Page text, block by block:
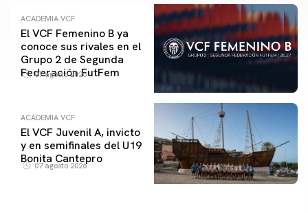
ACADEMIA VCF
El VCF Femenino B ya
conoce sus rivales en el
Grupo 2 de Segunda
Federación FutFem
07 agosto 2026
ACADEMIA VCF
El VCF Juvenil A, invicto
y en semifinales del U19
Bonita Cantepro
07 agosto 2026